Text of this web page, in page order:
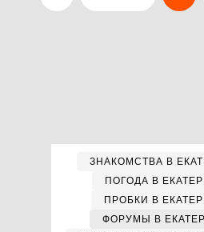
ЗНАКОМСТВА В
ПОГОДА В
ПРОБКИ В
ФОРУМЫ В